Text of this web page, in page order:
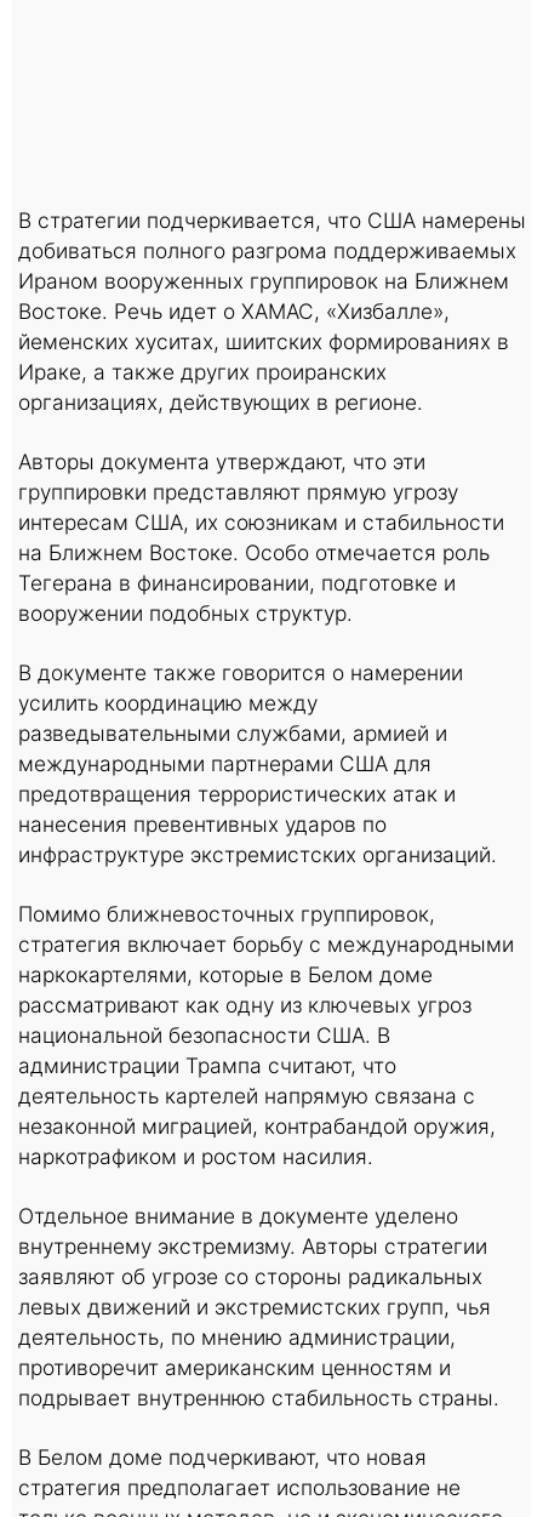
В стратегии подчеркивается, что США намерены
добиваться полного разгрома поддерживаемых
Ираном вооруженных группировок на Ближнем
Востоке. Речь идет о ХАМАС, «Хизбалле»,
йеменских хуситах, шиитских формированиях в
Ираке, а также других проиранских
организациях, действующих в регионе.
Авторы документа утверждают, что эти
группировки представляют прямую угрозу
интересам США, их союзникам и стабильности
на Ближнем Востоке. Особо отмечается роль
Тегерана в финансировании, подготовке и
вооружении подобных структур.
В документе также говорится о намерении
усилить координацию между
разведывательными службами, армией и
международными партнерами США для
предотвращения террористических атак и
нанесения превентивных ударов по
инфраструктуре экстремистских организаций.
Помимо ближневосточных группировок,
стратегия включает борьбу с международными
наркокартелями, которые в Белом доме
рассматривают как одну из ключевых угроз
национальной безопасности США. В
администрации Трампа считают, что
деятельность картелей напрямую связана с
незаконной миграцией, контрабандой оружия,
наркотрафиком и ростом насилия.
Отдельное внимание в документе уделено
внутреннему экстремизму. Авторы стратегии
заявляют об угрозе со стороны радикальных
левых движений и экстремистских групп, чья
деятельность, по мнению администрации,
противоречит американским ценностям и
подрывает внутреннюю стабильность страны.
В Белом доме подчеркивают, что новая
стратегия предполагает использование не